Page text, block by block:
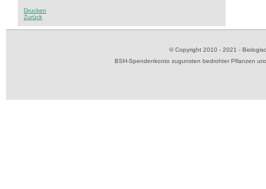
Drucken
Zurück
© Copyright 2010 - 2021 -
BSH-Spendenkonto zugunsten bedrohter Pflanzen